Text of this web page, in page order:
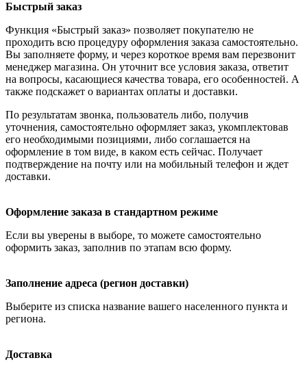
Быстрый заказ
Функция «Быстрый заказ» позволяет покупателю не
проходить всю процедуру оформления заказа самостоятельно.
Вы заполняете форму, и через короткое время вам перезвонит
менеджер магазина. Он уточнит все условия заказа, ответит
на вопросы, касающиеся качества товара, его особенностей. А
также подскажет о вариантах оплаты и доставки.
По результатам звонка, пользователь либо, получив
уточнения, самостоятельно оформляет заказ, укомплектовав
его необходимыми позициями, либо соглашается на
оформление в том виде, в каком есть сейчас. Получает
подтверждение на почту или на мобильный телефон и ждет
доставки.
Оформление заказа в стандартном режиме
Если вы уверены в выборе, то можете самостоятельно
оформить заказ, заполнив по этапам всю форму.
Заполнение адреса (регион доставки)
Выберите из списка название вашего населенного пункта и
региона.
Доставка